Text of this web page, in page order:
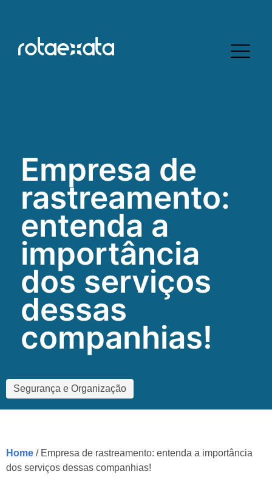
Empresa de
rastreamento:
entenda a
importância
dos serviços
dessas
companhias!
Segurança e Organização
Home / Empresa de rastreamento: entenda a importância
dos serviços dessas companhias!